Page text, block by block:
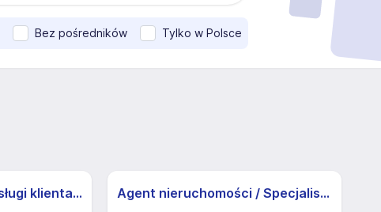
Bez pośredników Tylko w Polsce
Specjalista/ka ds. obsługi klienta z j.niemieckim Agent nieruchomości / Specjalista ds. nieruchomości